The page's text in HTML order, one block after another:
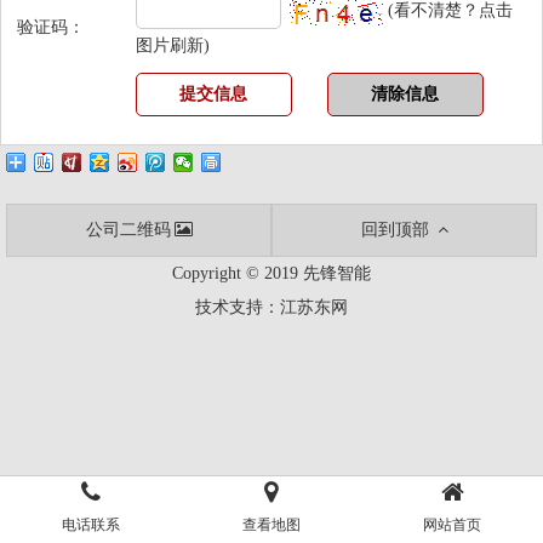
验证码：
(看不清楚？点击
图片刷新)
公司二维码 回到顶部
Copyright © 2019 先锋智能
技术支持： 江苏东网
电话联系 查看地图 网站首页